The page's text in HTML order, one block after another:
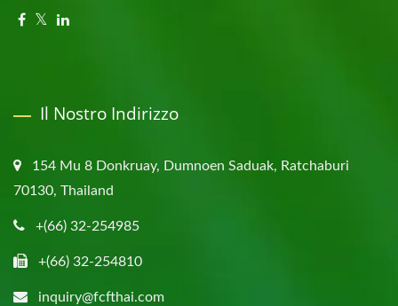
Il Nostro Indirizzo
154 Mu 8 Donkruay, Dumnoen Saduak, Ratchaburi
70130, Thailand
+(66) 32-254985
+(66) 32-254810
inquiry@fcfthai.com